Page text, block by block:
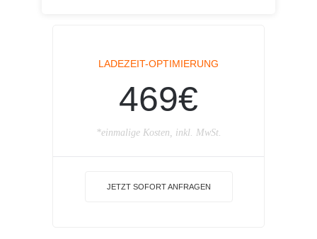
LADEZEIT-OPTIMIERUNG
469€
*einmalige Kosten, inkl. MwSt.
JETZT SOFORT ANFRAGEN